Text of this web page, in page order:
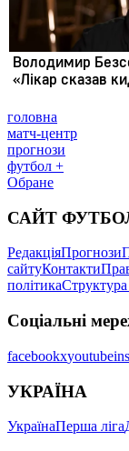
головна
матч-центр
прогнози
футбол +
Обране
САЙТ
РедакціяПрогнози
сайтуКонтакти
політикаСтруктура
Соціальні
facebookxyoutube
УКРАЇНА
УкраїнаПерша ліга